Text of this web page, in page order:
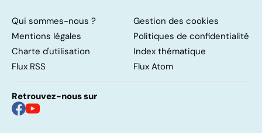
Qui sommes-nous ?
Gestion des cookies
Mentions légales
Politiques de confidentialité
Charte d'utilisation
Index thématique
Flux RSS
Flux Atom
Retrouvez-nous sur